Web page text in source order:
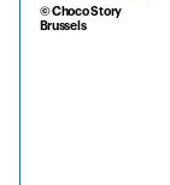
© Choco Story
Brussels